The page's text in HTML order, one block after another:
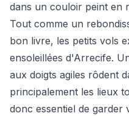
dans un couloir peint en
Tout comme un
bon livre, les petits vols
ensoleillées d'Arrecife.
aux doigts agiles rôdent
principalement les lieux
donc essentiel de garder